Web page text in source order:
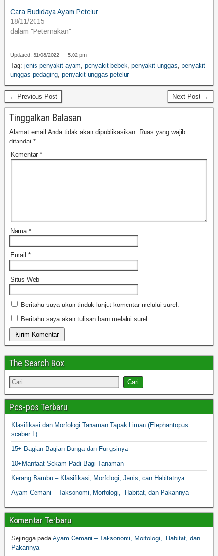
Cara Budidaya Ayam Petelur
18/11/2015
dalam "Peternakan"
Updated: 31/08/2022 — 5:02 pm
Tag: jenis penyakit ayam, penyakit bebek, penyakit unggas, penyakit
unggas pedaging, penyakit unggas petelur
← Previous Post Next Post →
Tinggalkan Balasan
Alamat email Anda tidak akan dipublikasikan. Ruas yang wajib
ditandai *
Komentar *
Nama *
Email *
Situs Web
Beritahu saya akan tindak lanjut komentar melalui surel.
Beritahu saya akan tulisan baru melalui surel.
The Search Box
Pos-pos Terbaru
Klasifikasi dan Morfologi Tanaman Tapak Liman (Elephantopus
scaber L)
15+ Bagian-Bagian Bunga dan Fungsinya
10+Manfaat Sekam Padi Bagi Tanaman
Kerang Bambu – Klasifikasi, Morfologi, Jenis, dan Habitatnya
Ayam Cemani – Taksonomi, Morfologi, Habitat, dan Pakannya
Komentar Terbaru
SejinggapadaAyam Cemani – Taksonomi, Morfologi, Habitat, dan
Pakannya